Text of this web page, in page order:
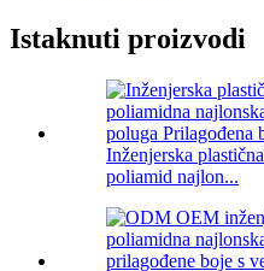
Istaknuti proizvodi
Inženjerska
poliamid najlon...